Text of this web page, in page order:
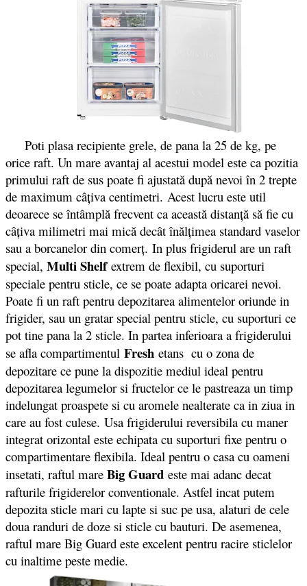
Poti plasa recipiente grele, de pana la 25 de kg, pe
orice raft. Un mare avantaj al acestui model este ca pozitia
primului raft de sus poate fi ajustată după nevoi în 2 trepte
de maximum câţiva centimetri. Acest lucru este util
deoarece se întâmplă frecvent ca această distanţă să fie cu
câţiva milimetri mai mică decât înălţimea standard vaselor
sau a borcanelor din comerţ. In plus frigiderul are un raft
special, Multi Shelfextrem de flexibil, cu suporturi
speciale pentru sticle, ce se poate adapta oricarei nevoi.
Poate fi un raft pentru depozitarea alimentelor oriunde in
frigider, sau un gratar special pentru sticle, cu suporturi ce
pot tine pana la 2 sticle. In partea inferioara a frigiderului
se afla compartimentul Fresh etans cu o zona de
depozitare ce pune la dispozitie mediul ideal pentru
depozitarea legumelor si fructelor ce le pastreaza un timp
indelungat proaspete si cu aromele nealterate ca in ziua in
care au fost culese. Usa frigiderului reversibila cu maner
integrat orizontal este echipata cu suporturi fixe pentru o
compartimentare flexibila. Ideal pentru o casa cu oameni
insetati, raftul mare Big Guard este mai adanc decat
rafturile frigiderelor conventionale. Astfel incat putem
depozita sticle mari cu lapte si suc pe usa, alaturi de cele
doua randuri de doze si sticle cu bauturi. De asemenea,
raftul mare Big Guard este excelent pentru racire sticlelor
cu inaltime peste medie.